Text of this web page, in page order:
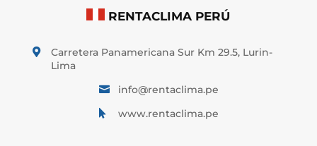
RENTACLIMA PERÚ

Carretera Panamericana Sur Km 29.5, Lurin-
Lima
 info@rentaclima.pe
 www.rentaclima.pe